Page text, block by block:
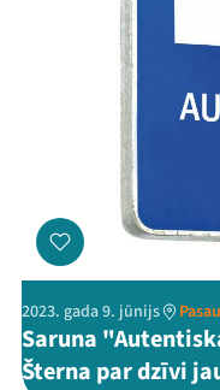
2023. gada 9. jūnijs
Saruna
Šterna par dzīvi